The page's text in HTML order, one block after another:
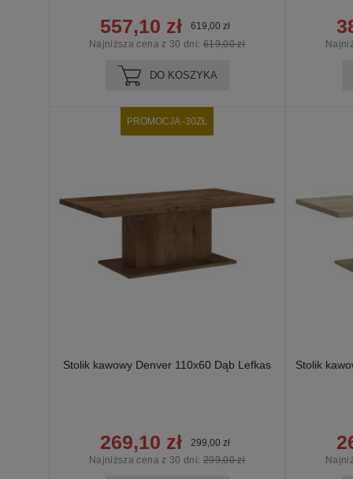
557,10 zł
619,00 zł
Najniższa cena z 30 dni: 619,00 zł
DO KOSZYKA
Stolik kawowy Denver 110x60 Dąb Lefkas
269,10 zł
299,00 zł
Najniższa cena z 30 dni: 299,00 zł
PROMOCJA -30ZŁ
Stolik